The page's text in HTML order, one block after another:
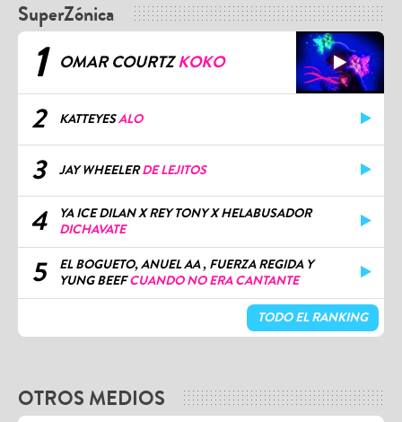
SuperZónica
1 OMAR COURTZKOKO
2 KATTEYESALO
3 JAY WHEELERDE LEJITOS
4
YA ICE DILAN X REY TONY X HELABUSADOR
DICHAVATE
5
EL BOGUETO, ANUEL AA , FUERZA REGIDA Y
YUNG BEEFCUANDO NO ERA CANTANTE
TODO EL RANKING
Maná vuelve a Lima: Conoce cuándo